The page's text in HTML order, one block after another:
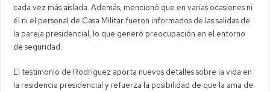
cada vez más aislada. Además, mencionó que en varias ocasiones ni
él ni el personal de Casa Militar fueron informados de las salidas de
la pareja presidencial, lo que generó preocupación en el entorno
de seguridad.
El testimonio de Rodríguez aporta nuevos detalles sobre la vida en
la residencia presidencial y refuerza la posibilidad de que la ama de